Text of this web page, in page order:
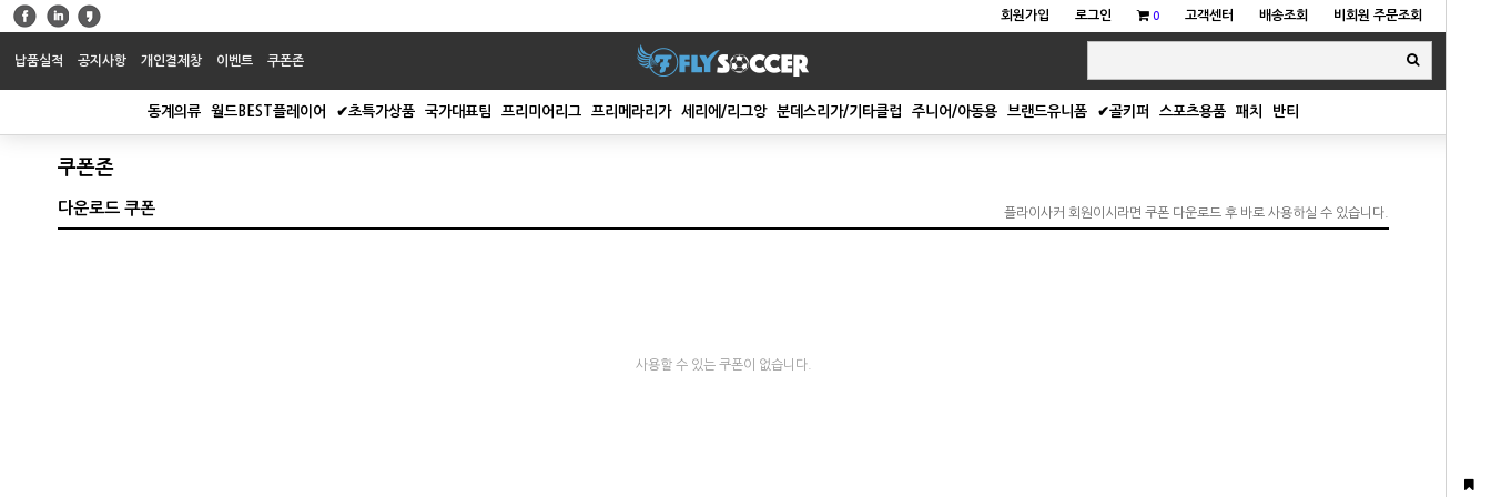
회원가입 로그인 0 고객센터 배송조회 비회원 주문조회
납품실적 공지사항 개인결제창 이벤트 쿠폰존
동계의류 월드BEST플레이어 ✔초특가상품 국가대표팀 프리미어리그 프리메라리가 세리에/리그앙 분데스리가/기타클럽 주니어/아동용 브랜드유니폼 ✔골키퍼 스포츠용품 패치 반티
쿠폰존
다운로드 쿠폰 플라이사커 회원이시라면 쿠폰 다운로드 후 바로 사용하실 수 있습니다.
사용할 수 있는 쿠폰이 없습니다.